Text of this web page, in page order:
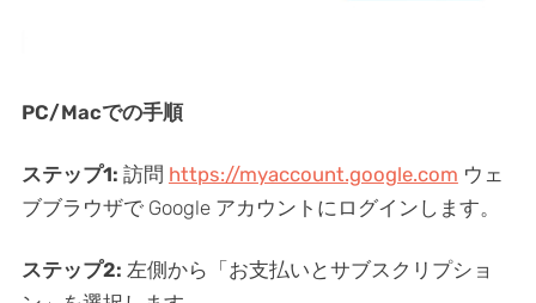
PC/Macでの手順
ステップ1: 訪問 https://myaccount.google.com ウェ
ブブラウザで Google アカウントにログインします。
ステップ2: 左側から「お支払いとサブスクリプショ